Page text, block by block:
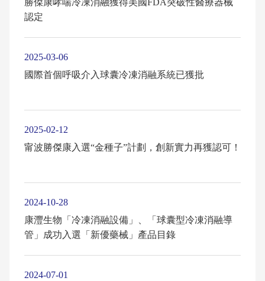
勝傑康哮喘冷凍消融獲得美國FDA突破性醫療器械
認定
2025-03-06
國際首個呼吸介入球囊冷凍消融系統已獲批
2025-02-12
甯波勝傑康入選“金種子”計劃，創新實力再獲認可！
2024-10-28
康灃生物「冷凍消融設備」、「球囊型冷凍消融導
管」成功入選「新優藥械」產品目錄
2024-07-01